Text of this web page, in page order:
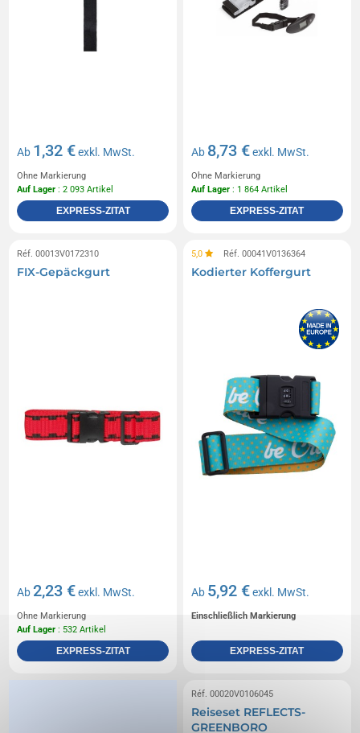
Ab 1,32 €exkl. MwSt.
Ohne Markierung
Auf Lager : 2 093 Artikel
EXPRESS-ZITAT
Ab 8,73 €exkl. MwSt.
Ohne Markierung
Auf Lager : 1 864 Artikel
EXPRESS-ZITAT
Réf. 00013V0172310
FIX-Gepäckgurt
Ab2,23 €exkl. MwSt.
Ohne Markierung
Auf Lager : 532 Artikel
EXPRESS-ZITAT
5,0 Réf. 00041V0136364
Kodierter Koffergurt
Ab 5,92 €exkl. MwSt.
Einschließlich Markierung
EXPRESS-ZITAT
Réf. 00020V0106045
Reiseset REFLECTS-
GREENBORO